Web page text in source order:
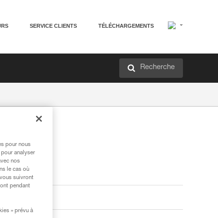
SERVICE CLIENTS TÉLÉCHARGEMENTS
Recherche
pour nous
analyser
nos
le cas où
suivront
pendant
» prévu à